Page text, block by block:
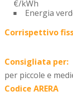
€/kWh
Energia
Corrispettivo
Consigliata per:
per piccole e
Codice ARERA